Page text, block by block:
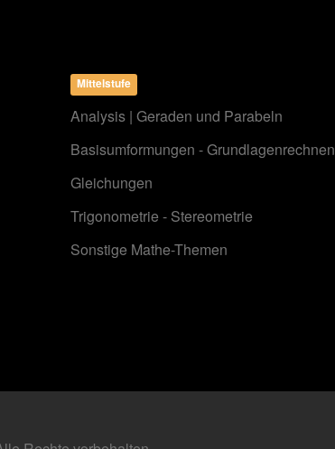
Mittelstufe
Analysis | Geraden und Parabeln
Basisumformungen - Grundlagenrechnen
Gleichungen
Trigonometrie - Stereometrie
Sonstige Mathe-Themen